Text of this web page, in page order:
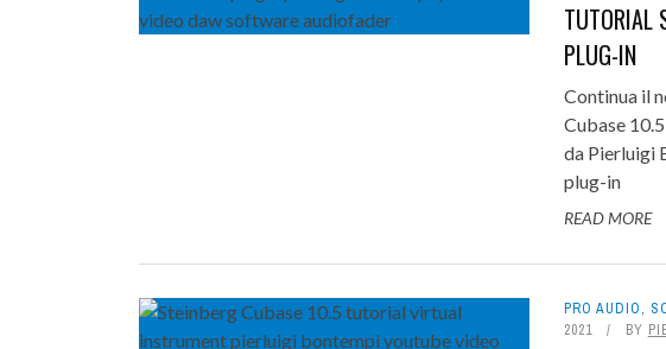
TUTORIAL
PLUG-IN
Continua il
Cubase
da Pierluigi
plug-in
READ MORE
PRO AUDIO,
2021
BY